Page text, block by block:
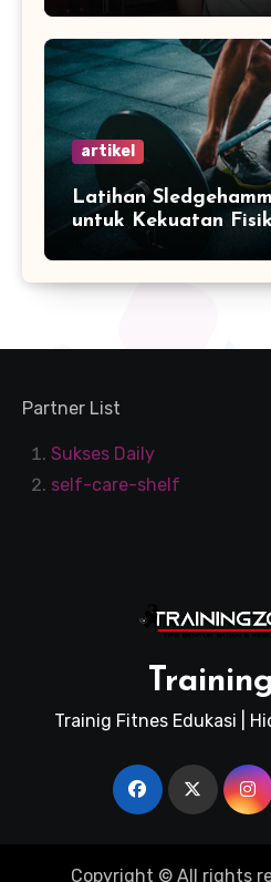
artikel
Latihan
untuk Kekuatan Fisik
Partner List
Sukses Daily
self-care-shelf
Trainig Fitnes Edukasi |
Copyright © All rights